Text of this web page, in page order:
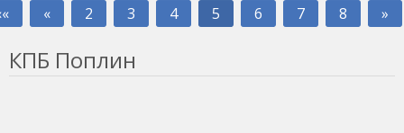
« 2 3 4 5 6 7 8 »
КПБ Поплин